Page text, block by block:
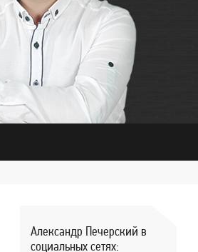
Александр Печерский в
социальных сетях: